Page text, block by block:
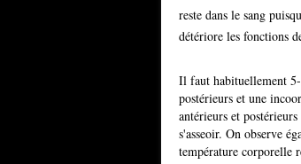
reste dans le sang
détériore les fonctions
Il faut habituellement
postérieurs et une
antérieurs et
s'asseoir. On observe
température corporelle